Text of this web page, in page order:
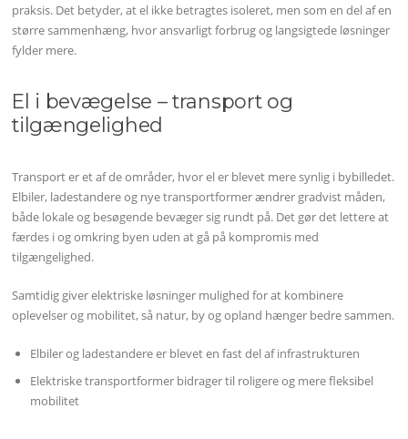
praksis. Det betyder, at el ikke betragtes isoleret, men som en del af en
større sammenhæng, hvor ansvarligt forbrug og langsigtede løsninger
fylder mere.
El i bevægelse – transport og
tilgængelighed
Transport er et af de områder, hvor el er blevet mere synlig i bybilledet.
Elbiler, ladestandere og nye transportformer ændrer gradvist måden,
både lokale og besøgende bevæger sig rundt på. Det gør det lettere at
færdes i og omkring byen uden at gå på kompromis med
tilgængelighed.
Samtidig giver elektriske løsninger mulighed for at kombinere
oplevelser og mobilitet, så natur, by og opland hænger bedre sammen.
Elbiler og ladestandere er blevet en fast del af infrastrukturen
Elektriske transportformer bidrager til roligere og mere fleksibel
mobilitet